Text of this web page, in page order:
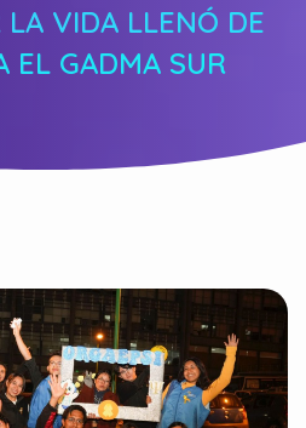
LA VIDA LLENÓ DE
EL GADMA SUR